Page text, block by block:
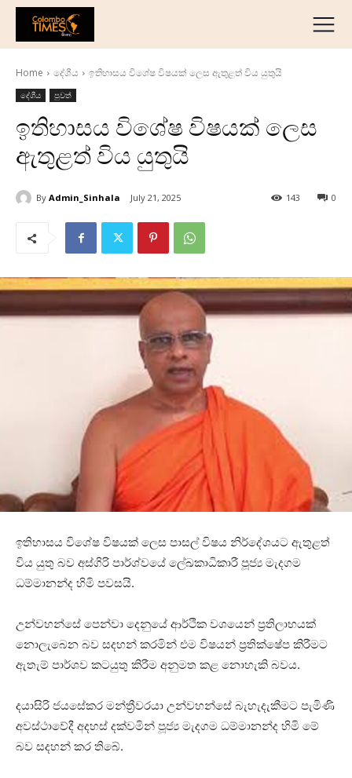
දේශීය
ජාත්‍යන්තර
අධ්‍යාපනික
හෝටල් සහ සංචාරක
English
Home දේශීය ඉතිහාසය විශේෂ විෂයක් ලෙස ඇතුළත් විය යුතුයි
දේශීය පුවත්
ඉතිහාසය විශේෂ විෂයක් ලෙස
ඇතුළත් විය යුතුයි
By Admin_Sinhala July 21, 2025 0
143
ඉතිහාසය විශේෂ විෂයක් ලෙස පාසල් විෂය නිර්දේශයට ඇතුළත්
විය යුතු බව අස්ගිරි පාර්ශ්වයේ ලේඛකාධිකාරී පූජ්‍ය මැදගම
ධම්මානන්ද හිමි පවසයි.
උන්වහන්සේ පෙන්වා දෙනුයේ ආර්ථික වශයෙන් ප්‍රතිලාභයක්
නොලැබෙන බව සදහන් කරමින් එම විෂයන් ප්‍රතික්ෂේප කිරීමට
ඇතැම් පාර්ශව කටයුතු කිරීම අනුමත කළ නොහැකි බවය.
දයාසිරි ජයසේකර මන්ත්‍රීවරයා උන්වහන්සේ බැහැදැකීමට පැමිණි
අවස්ථාවේදී අදහස් දක්වමින් පූජ්‍ය මැදගම ධම්මානන්ද හිමි මේ
බව සදහන් කර තිබේ.